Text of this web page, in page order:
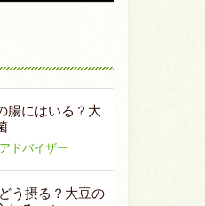
腸にはいる？大
ドバイザー
う摂る？大豆の